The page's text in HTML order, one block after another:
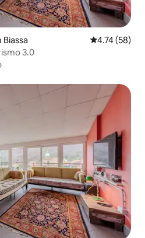
Calificación
4.74 (58)
3.0